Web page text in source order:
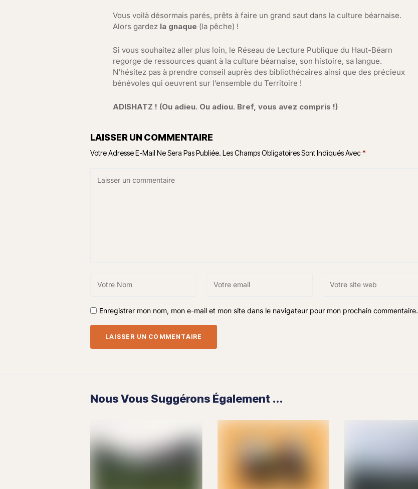
Vous voilà désormais parés, prêts à faire un grand saut dans la culture béarnaise.
Alors gardez la gnaque (la pêche) !
Si vous souhaitez aller plus loin, le Réseau de Lecture Publique du Haut-Béarn
regorge de ressources quant à la culture béarnaise, son histoire, sa langue.
N’hésitez pas à prendre conseil auprès des bibliothécaires ainsi que des précieux
bénévoles qui oeuvrent sur l’ensemble du Territoire !
ADISHATZ ! (Ou adieu. Ou adiou. Bref, vous avez compris !)
LAISSER UN COMMENTAIRE
Votre Adresse E-Mail Ne Sera Pas Publiée. Les Champs Obligatoires Sont Indiqués Avec*
Enregistrer mon nom, mon e-mail et mon site dans le navigateur pour mon prochain commentaire.
Nous Vous Suggérons Également ...